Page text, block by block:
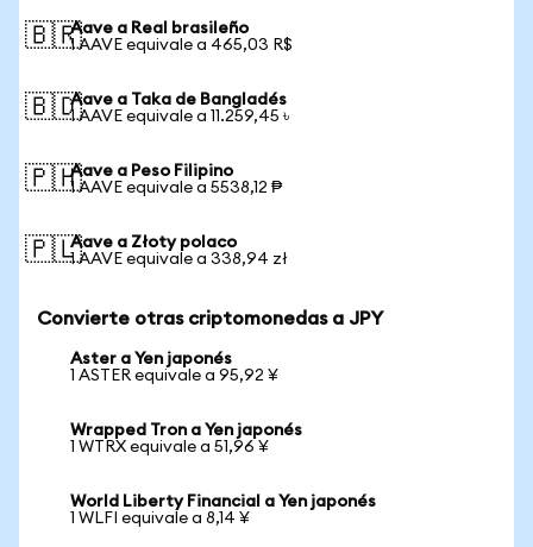
🇧🇷Aave a Real brasileño
1 AAVE equivale a 465,03 R$
🇧🇩Aave a Taka de Bangladés
1 AAVE equivale a 11.259,45 ৳
🇵🇭Aave a Peso Filipino
1 AAVE equivale a 5538,12 ₱
🇵🇱Aave a Złoty polaco
1 AAVE equivale a 338,94 zł
Convierte otras criptomonedas a JPY
Aster a Yen japonés
1 ASTER equivale a 95,92 ¥
Wrapped Tron a Yen japonés
1 WTRX equivale a 51,96 ¥
World Liberty Financial a Yen japonés
1 WLFI equivale a 8,14 ¥